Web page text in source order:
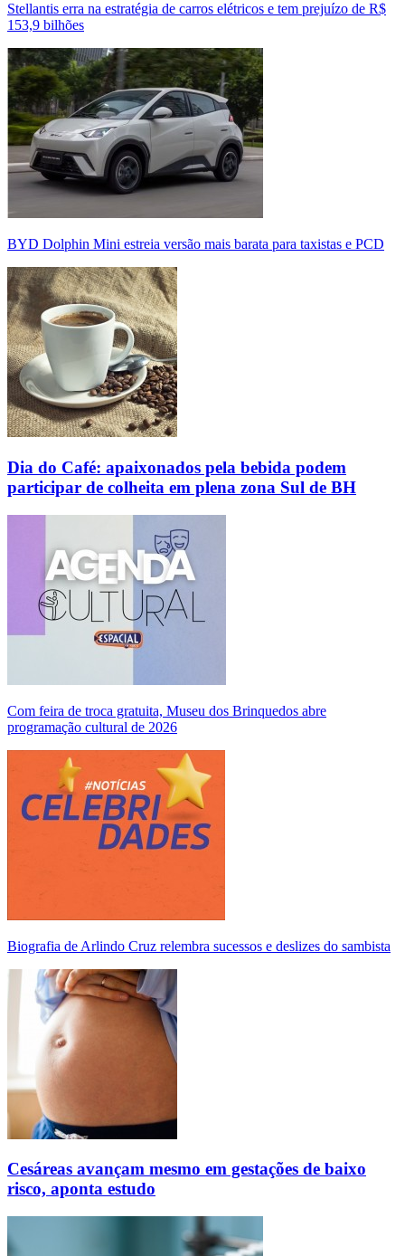
Stellantis erra na estratégia de carros elétricos e tem prejuízo de R$
153,9 bilhões
BYD Dolphin Mini estreia versão mais barata para taxistas e PCD
Dia do Café: apaixonados pela bebida podem
participar de colheita em plena zona Sul de BH
Com feira de troca gratuita, Museu dos Brinquedos abre
programação cultural de 2026
Biografia de Arlindo Cruz relembra sucessos e deslizes do sambista
Cesáreas avançam mesmo em gestações de baixo
risco, aponta estudo